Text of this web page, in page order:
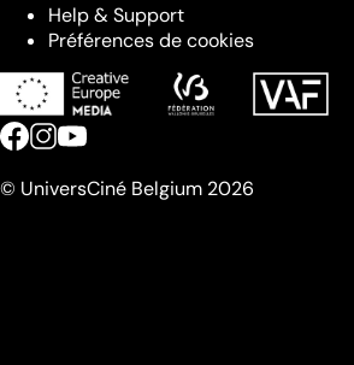
Help & Support
Préférences de cookies
© UniversCiné Belgium 2026